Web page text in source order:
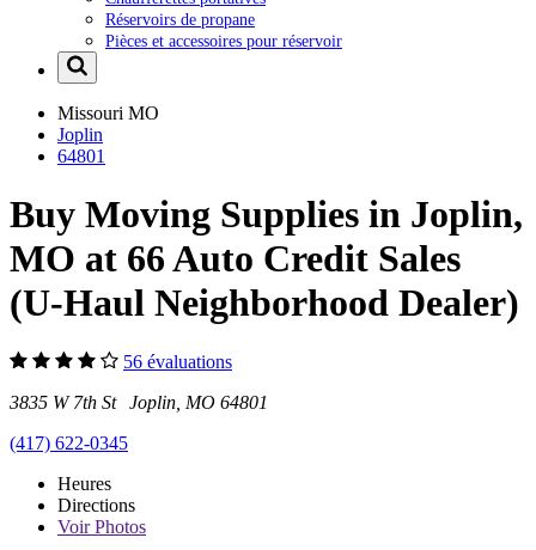
Réservoirs de propane
Pièces et accessoires pour réservoir
Missouri MO
Joplin
64801
Buy Moving Supplies in Joplin,
MO at 66 Auto Credit Sales
(U-Haul Neighborhood Dealer)
56 évaluations
3835 W 7th St Joplin, MO 64801
(417) 622-0345
Heures
Directions
VoirPhotos